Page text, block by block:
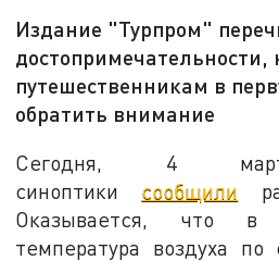
Издание "Турпром"
достопримечательности,
путешественникам в
обратить внимание
Сегодня, 4
синоптики сообщили
Оказывается, что
температура воздуха по